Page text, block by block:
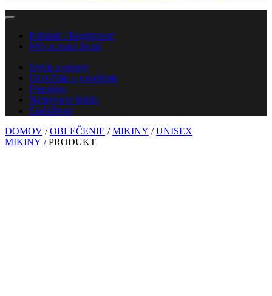
Prihlásiť / Registrovať
Môj zoznam želaní
Servis a opravy
Ozvučenie a osvetlenie
Prenájom
Nahrávacie štúdio
ŠkolaNové
DOMOV /OBLEČENIE /MIKINY /UNISEX
MIKINY / PRODUKT